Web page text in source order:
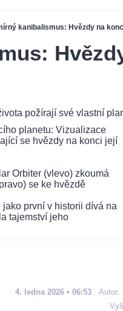
kanibalismus: Hvězdy na
4. ledna 2026 • 06:53 Autor: